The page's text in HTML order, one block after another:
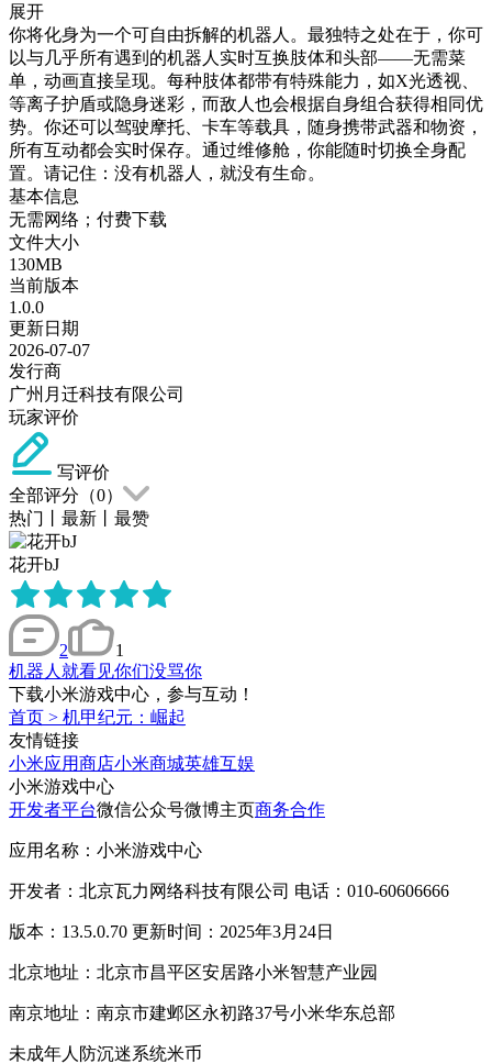
展开
你将化身为一个可自由拆解的机器人。最独特之处在于，你可
以与几乎所有遇到的机器人实时互换肢体和头部——无需菜
单，动画直接呈现。每种肢体都带有特殊能力，如X光透视、
等离子护盾或隐身迷彩，而敌人也会根据自身组合获得相同优
势。你还可以驾驶摩托、卡车等载具，随身携带武器和物资，
所有互动都会实时保存。通过维修舱，你能随时切换全身配
置。请记住：没有机器人，就没有生命。
基本信息
无需网络；付费下载
文件大小
130MB
当前版本
1.0.0
更新日期
2026-07-07
发行商
广州月迁科技有限公司
玩家评价
写评价
全部评分（0）
热门
最新 最赞
花开bJ
2
1
机器人就看见你们没骂你
下载小米游戏中心，参与互动！
首页 > 机甲纪元：崛起
友情链接
小米应用商店小米商城英雄互娱
小米游戏中心
开发者平台微信公众号微博主页商务合作
应用名称：小米游戏中心
开发者：北京瓦力网络科技有限公司 电话：010-60606666
版本：13.5.0.70 更新时间：2025年3月24日
北京地址：北京市昌平区安居路小米智慧产业园
南京地址：南京市建邺区永初路37号小米华东总部
未成年人防沉迷系统米币